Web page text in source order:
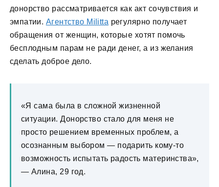
донорство рассматривается как акт сочувствия и
эмпатии. Агентство Militta регулярно получает
обращения от женщин, которые хотят помочь
бесплодным парам не ради денег, а из желания
сделать доброе дело.
«Я сама была в сложной жизненной
ситуации. Донорство стало для меня не
просто решением временных проблем, а
осознанным выбором — подарить кому-то
возможность испытать радость материнства»,
— Алина, 29 год.